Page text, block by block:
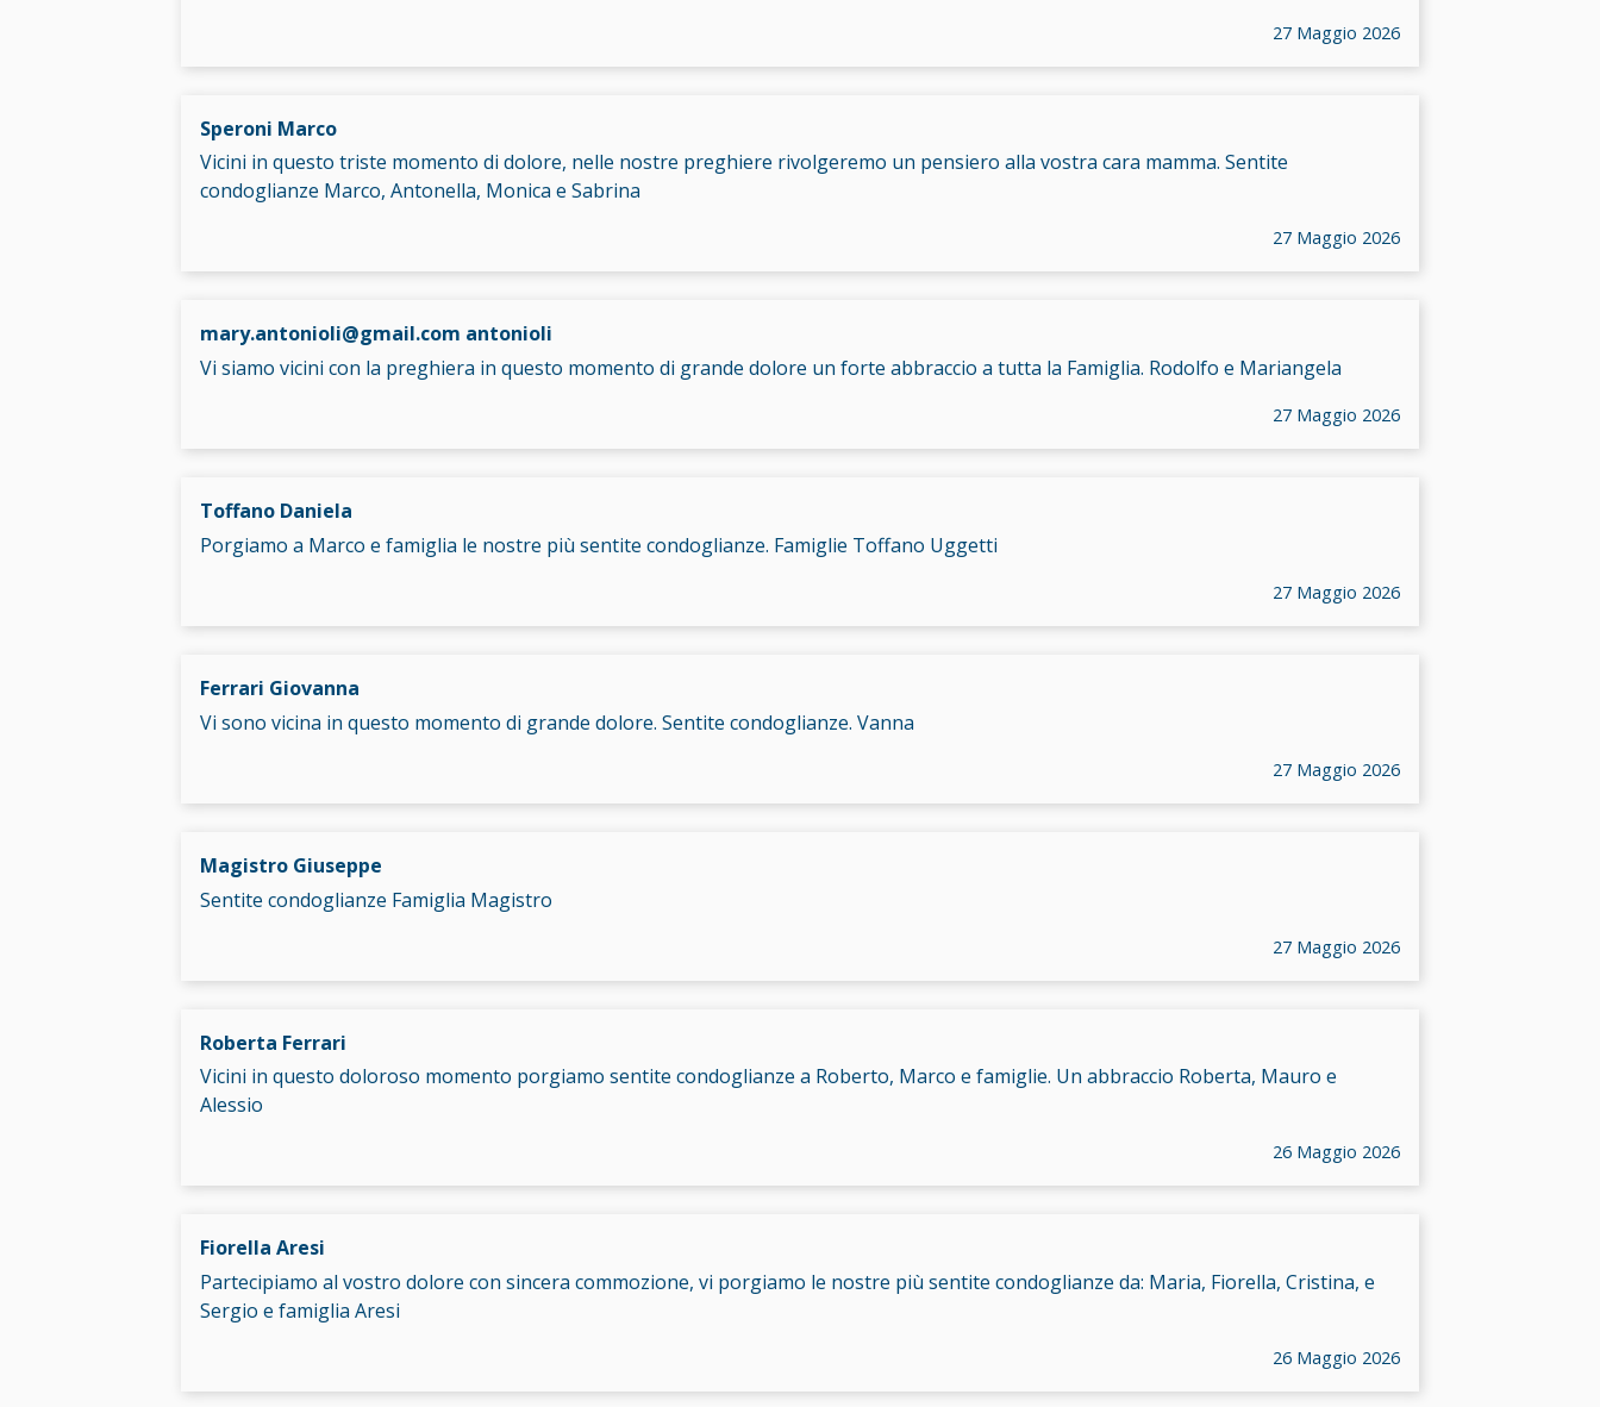
27 Maggio 2026
Speroni Marco
Vicini in questo triste momento di dolore, nelle nostre preghiere rivolgeremo un pensiero alla vostra cara mamma. Sentite
condoglianze Marco, Antonella, Monica e Sabrina
27 Maggio 2026
mary.antonioli@gmail.com antonioli
Vi siamo vicini con la preghiera in questo momento di grande dolore un forte abbraccio a tutta la Famiglia. Rodolfo e Mariangela
27 Maggio 2026
Toffano Daniela
Porgiamo a Marco e famiglia le nostre più sentite condoglianze. Famiglie Toffano Uggetti
27 Maggio 2026
Ferrari Giovanna
Vi sono vicina in questo momento di grande dolore. Sentite condoglianze. Vanna
27 Maggio 2026
Magistro Giuseppe
Sentite condoglianze Famiglia Magistro
27 Maggio 2026
Roberta Ferrari
Vicini in questo doloroso momento porgiamo sentite condoglianze a Roberto, Marco e famiglie. Un abbraccio Roberta, Mauro e
Alessio
26 Maggio 2026
Fiorella Aresi
Partecipiamo al vostro dolore con sincera commozione, vi porgiamo le nostre più sentite condoglianze da: Maria, Fiorella, Cristina, e
Sergio e famiglia Aresi
26 Maggio 2026